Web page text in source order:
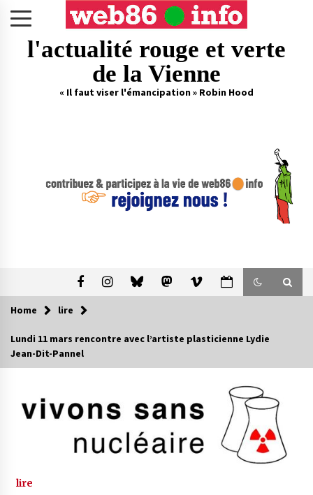
l'actualité rouge et verte
de la Vienne
« Il faut viser l'émancipation » Robin Hood
Home lire
Lundi 11 mars rencontre avec l’artiste plasticienne Lydie
Jean-Dit-Pannel
lire